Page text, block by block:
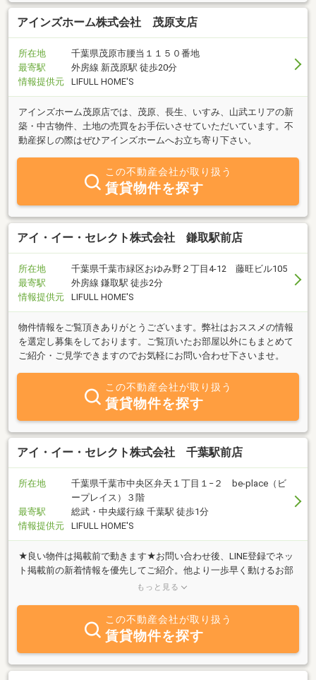
アインズホーム株式会社 茂原支店
所在地
千葉県茂原市腰当１１５０番地
最寄駅
外房線 新茂原駅 徒歩20分
情報提供元
LIFULL HOME'S
アインズホーム茂原店では、茂原、長生、いすみ、山武エリアの新
築・中古物件、土地の売買をお手伝いさせていただいています。不
動産探しの際はぜひアインズホームへお立ち寄り下さい。
この不動産会社が取り扱う
賃貸物件を探す
アイ・イー・セレクト株式会社 鎌取駅前店
所在地
千葉県千葉市緑区おゆみ野２丁目4-12 藤旺ビル105
最寄駅
外房線 鎌取駅 徒歩2分
情報提供元
LIFULL HOME'S
物件情報をご覧頂きありがとうございます。弊社はおススメの情報
を選定し募集をしております。ご覧頂いたお部屋以外にもまとめて
ご紹介・ご見学できますのでお気軽にお問い合わせ下さいませ。
この不動産会社が取り扱う
賃貸物件を探す
アイ・イー・セレクト株式会社 千葉駅前店
所在地
千葉県千葉市中央区弁天１丁目１−２ be-place（ビ
ープレイス）３階
最寄駅
総武・中央緩行線 千葉駅 徒歩1分
情報提供元
LIFULL HOME'S
★良い物件は掲載前で動きます★お問い合わせ後、LINE登録でネッ
ト掲載前の新着情報を優先してご紹介。他より一歩早く動けるお部
屋探しが可能です。千葉市特化の賃貸専門店。エリアに密着した最
もっと見る
この不動産会社が取り扱う
賃貸物件を探す